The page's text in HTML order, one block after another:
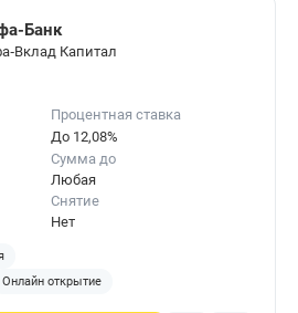
Банк
Капитал
Процентная ставка
До 12,08%
Сумма до
Любая
Снятие
Нет
Онлайн открытие